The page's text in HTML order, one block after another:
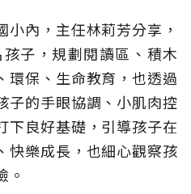
內，主任林莉芳分享，
子，規劃閱讀區、積木
環保、生命教育，也透過
子的手眼協調、小肌肉控
下良好基礎，引導孩子在
快樂成長，也細心觀察孩
。